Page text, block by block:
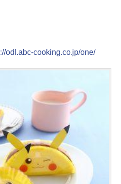
odl.abc-cooking.co.jp/one/